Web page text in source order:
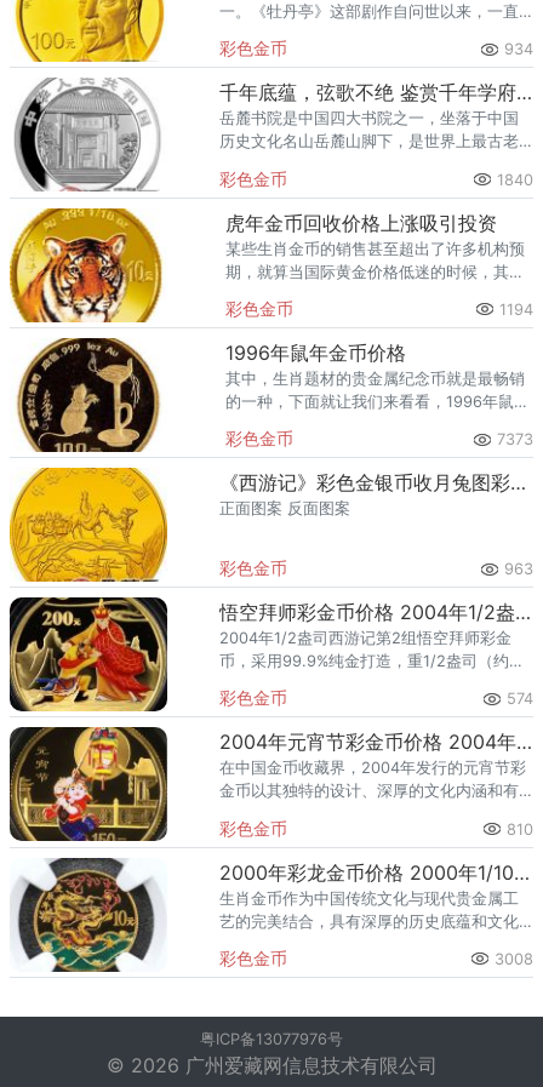
一。《牡丹亭》这部剧作自问世以来，一直
这部戏的部分精彩剧目在戏剧舞台上还会经
常看到。
彩色金币 934
千年底蕴，弦歌不绝 鉴赏千年学府——岳麓书院1盎司银质纪念币
岳麓书院是中国四大书院之一，坐落于中国
历史文化名山岳麓山脚下，是世界上最古老
保存至今之完善，令世人惊叹。
彩色金币 1840
虎年金币回收价格上涨吸引投资
某些生肖金币的销售甚至超出了许多机构预
期，就算当国际黄金价格低迷的时候，其走
资，就是最好的证明。
彩色金币 1194
1996年鼠年金币价格
其中，生肖题材的贵金属纪念币就是最畅销
的一种，下面就让我们来看看，1996年鼠年
彩色金币 7373
《西游记》彩色金银币收月兔图彩色金币
正面图案 反面图案
彩色金币 963
悟空拜师彩金币价格 2004年1/2盎司悟空拜师彩金币收藏价格
2004年1/2盎司西游记第2组悟空拜师彩金
币，采用99.9%纯金打造，重1/2盎司（约
西天取经图，并刊有国名“中华人民共和国”和
年号
彩色金币 574
2004年元宵节彩金币价格 2004年1/3盎司元宵节彩金币值多少钱
在中国金币收藏界，2004年发行的元宵节彩
金币以其独特的设计、深厚的文化内涵和有
品。2004年元宵节彩金币的价格会因市场行
情、金币品相、证书等
彩色金币 810
2000年彩龙金币价格 2000年1/10盎司生肖龙彩金币多少钱
生肖金币作为中国传统文化与现代贵金属工
艺的完美结合，具有深厚的历史底蕴和文化
来，每一年的生肖金币都承载着当年生肖的
彩色金币 3008
粤ICP备13077976号
© 2026 广州爱藏网信息技术有限公司